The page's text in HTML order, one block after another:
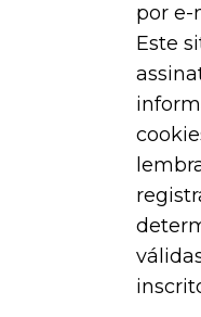
por e-
Este